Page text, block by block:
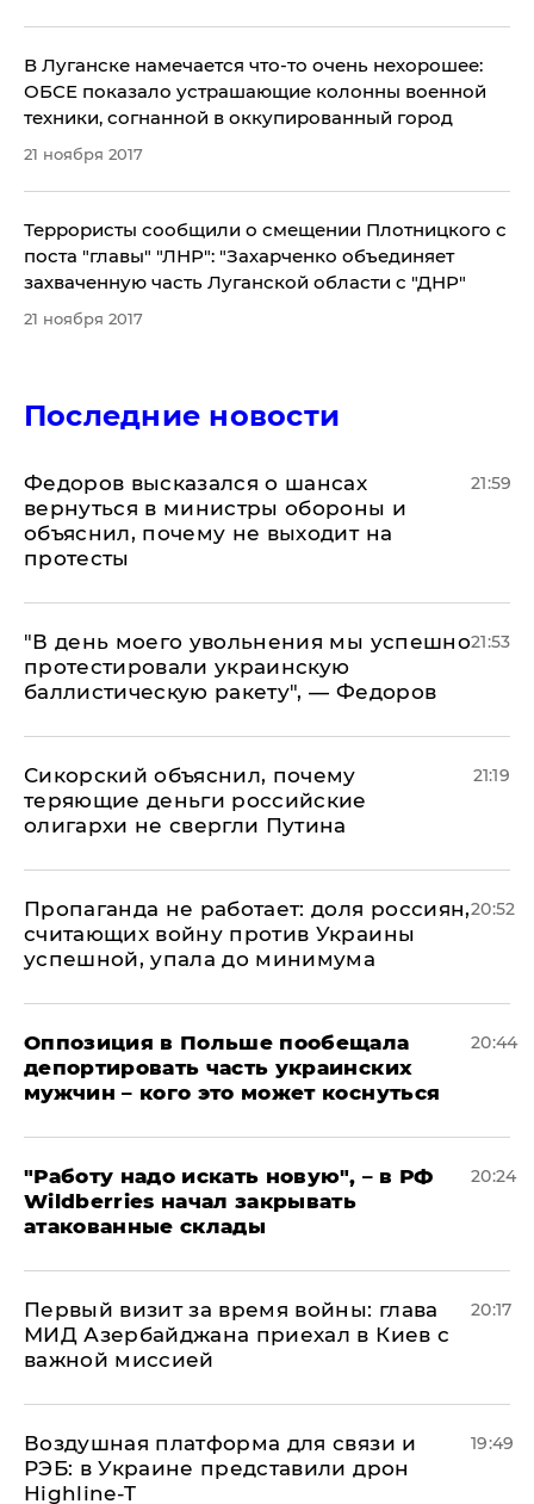
​В Луганске намечается что-то очень нехорошее:
ОБСЕ показало устрашающие колонны военной
техники, согнанной в оккупированный город
21 ноября 2017
Террористы сообщили о смещении Плотницкого с
поста "главы" "ЛНР": "Захарченко объединяет
захваченную часть Луганской области с "ДНР"
21 ноября 2017
Последние новости
Федоров высказался о шансах
вернуться в министры обороны и
объяснил, почему не выходит на
протесты
21:59
​"В день моего увольнения мы успешно
протестировали украинскую
баллистическую ракету", — Федоров
21:53
Сикорский объяснил, почему
теряющие деньги российские
олигархи не свергли Путина
21:19
​Пропаганда не работает: доля россиян,
считающих войну против Украины
успешной, упала до минимума
20:52
Оппозиция в Польше пообещала
депортировать часть украинских
мужчин – кого это может коснуться
20:44
"Работу надо искать новую", – в РФ
Wildberries начал закрывать
атакованные склады
20:24
Первый визит за время войны: глава
МИД Азербайджана приехал в Киев с
важной миссией
20:17
Воздушная платформа для связи и
РЭБ: в Украине представили дрон
Highline-T
19:49